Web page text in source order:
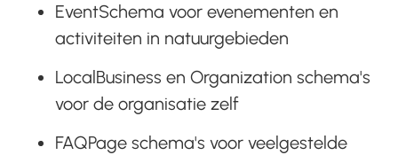
EventSchema voor evenementen en
activiteiten in natuurgebieden
LocalBusiness en Organization schema's
voor de organisatie zelf
FAQPage schema's voor veelgestelde